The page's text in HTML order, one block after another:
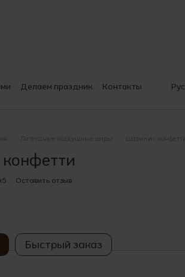
Делаем праздник
Контакты
Рус
Оставить отзыв
Быстрый заказ